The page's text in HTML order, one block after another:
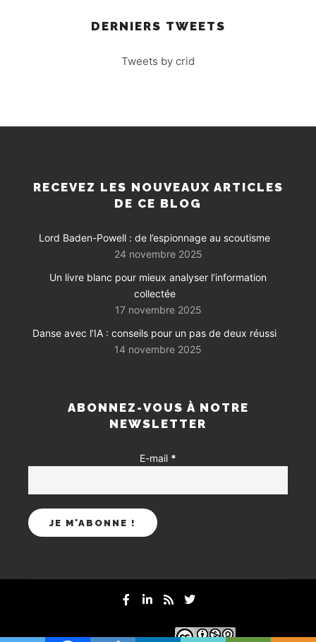
DERNIERS TWEETS
Tweets by crid
RECEVEZ LES NOUVEAUX ARTICLES
DE CE BLOG
Lord Baden-Powell : de l’espionnage au scoutisme
24 novembre 2025
Un livre blanc pour mieux analyser l’information
collectée
17 novembre 2025
Danse avec l’IA : conseils pour un pas de deux réussi
14 novembre 2025
ABONNEZ-VOUS À NOTRE
NEWSLETTER
E-mail *